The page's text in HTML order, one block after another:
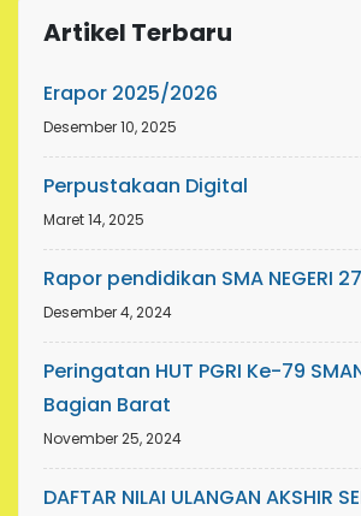
Artikel Terbaru
Erapor 2025/2026
Desember 10, 2025
Perpustakaan Digital
Maret 14, 2025
Rapor pendidikan SMA NEGERI
Desember 4, 2024
Peringatan HUT PGRI Ke-79
Bagian Barat
November 25, 2024
DAFTAR NILAI ULANGAN AKSHIR